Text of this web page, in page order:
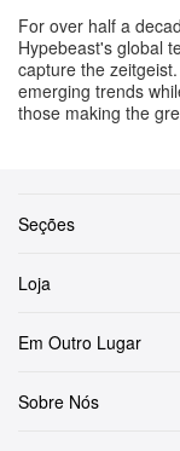
um boneco e um
Pinocchio parte
slasher para
O filme exibe um
para viver um
Nightmare on Elm
direção de Rhys
For over half a
Hypebeast's global
capture the
emerging trends
those making the
Seções
Loja
Em Outro Lugar
Sobre Nós